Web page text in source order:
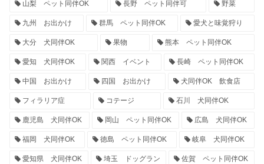
山梨 ペット同伴OK 長野 ペット同伴可 野菜
九州 お出かけ 群馬 ペット同伴OK 愛犬と味覚狩り
大分 犬同伴OK 果物 熊本 ペット同伴OK
愛知 犬同伴OK 関西 イベント 長崎 ペット同伴OK
中国 お出かけ 四国 お出かけ 犬同伴OK 飲食店
フィラリア症 コテージ 石川 犬同伴OK
鹿児島 犬同伴OK 岡山 ペット同伴OK 広島 犬同伴OK
福岡 犬同伴OK 徳島 ペット同伴OK 岐阜 犬同伴OK
愛知県 犬同伴OK 埼玉 ドッグラン 佐賀 ペット同伴OK